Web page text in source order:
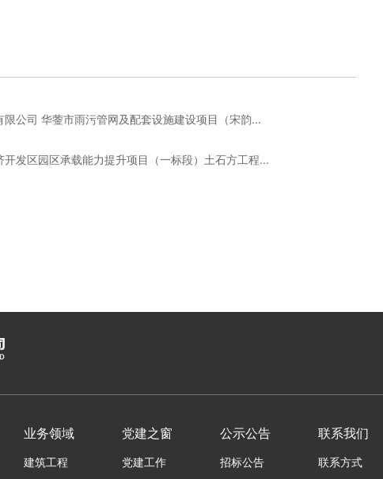
限公司 华蓥市雨污管网及配套设施建设项目（宋韵...
开发区园区承载能力提升项目（一标段）土石方工程...
业务领域
建筑工程
党建之窗
党建工作
公示公告
招标公告
联系我们
联系方式